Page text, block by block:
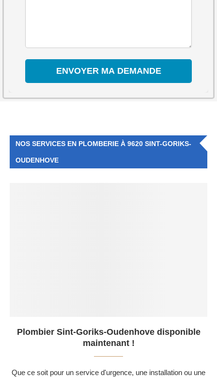
NOS SERVICES EN PLOMBERIE À 9620 SINT-GORIKS-
OUDENHOVE
Plombier Sint-Goriks-Oudenhove disponible
maintenant !
Que ce soit pour un service d'urgence, une installation ou une